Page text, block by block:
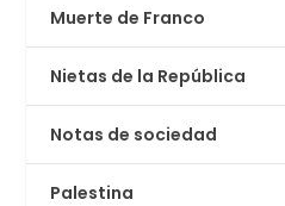
Muerte de Franco
Nietas de la República
Notas de sociedad
Palestina